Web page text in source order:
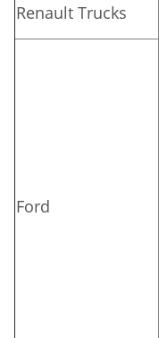
Renault Trucks
Ford